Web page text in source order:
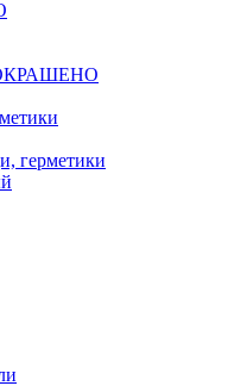
герметики